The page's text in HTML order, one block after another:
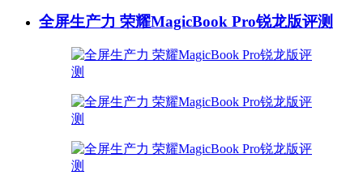
全屏生产力 荣耀MagicBook Pro锐龙版评测